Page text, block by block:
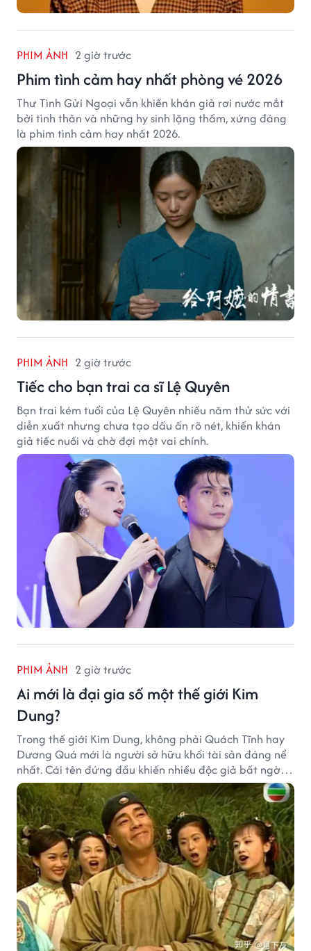
PHIM ẢNH 2 giờ trước
Phim tình cảm hay nhất phòng vé 2026
Thư Tình Gửi Ngoại vẫn khiến khán giả rơi nước mắt
bởi tình thân và những hy sinh lặng thầm, xứng đáng
là phim tình cảm hay nhất 2026.
PHIM ẢNH 2 giờ trước
Tiếc cho bạn trai ca sĩ Lệ Quyên
Bạn trai kém tuổi của Lệ Quyên nhiều năm thử sức với
diễn xuất nhưng chưa tạo dấu ấn rõ nét, khiến khán
giả tiếc nuối và chờ đợi một vai chính.
PHIM ẢNH 2 giờ trước
Ai mới là đại gia số một thế giới Kim
Dung?
Trong thế giới Kim Dung, không phải Quách Tĩnh hay
Dương Quá mới là người sở hữu khối tài sản đáng nể
nhất. Cái tên đứng đầu khiến nhiều độc giả bất ngờ
bởi xuất thân của nhân vật này hoàn toàn không
giống một đại hiệp.